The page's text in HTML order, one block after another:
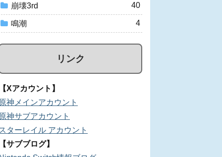
崩壊3rd 40
鳴潮 4
リンク
Xアカウント】
神メインアカウント
神サブアカウント
ターレイル アカウント
サブブログ】